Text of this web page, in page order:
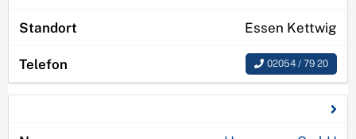
Essen Kettwig
02054 / 79 20